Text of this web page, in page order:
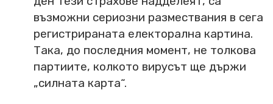
възможни сериозни размествания в сега
регистрираната електорална картина.
Така, до последния момент, не толкова
партиите, колкото вирусът ще държи
„силната карта“.